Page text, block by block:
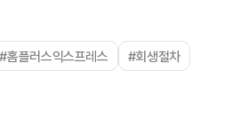
#홈플러스익스프레스 #회생절차